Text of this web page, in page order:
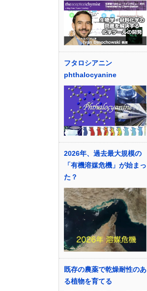
フタロシアニン
phthalocyanine
2026年、過去最大規模の
「有機溶媒危機」が始まっ
た？
既存の農薬で乾燥耐性のあ
る植物を育てる